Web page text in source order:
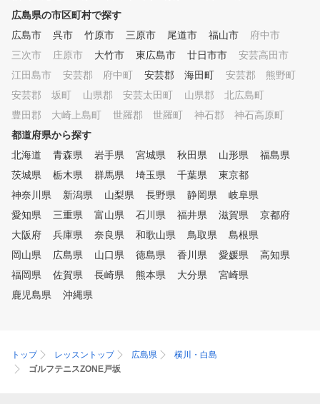
りラウンド中や自主練習などの
スイング動画を保存して24時間
閲覧可能です。
広島県の市区町村で探す
広島市
呉市 竹原市 三原市 尾道市 福山市
府中市
三次市
庄原市 大竹市 東広島市 廿日市市
安芸高田市
江田島市
安芸郡 府中町 安芸郡 海田町
安芸郡 熊野町
安芸郡 坂町
山県郡 安芸太田町
山県郡 北広島町
豊田郡 大崎上島町
世羅郡 世羅町
神石郡 神石高原町
都道府県から探す
北海道
青森県 岩手県 宮城県 秋田県 山形県
福島県
茨城県
栃木県 群馬県 埼玉県 千葉県
東京都
神奈川県
新潟県 山梨県 長野県 静岡県
岐阜県
愛知県
三重県 富山県 石川県 福井県 滋賀県
京都府
大阪府
兵庫県 奈良県 和歌山県 鳥取県
島根県
岡山県
広島県 山口県 徳島県 香川県 愛媛県
高知県
福岡県
佐賀県 長崎県 熊本県 大分県
宮崎県
鹿児島県
沖縄県
トップ レッスントップ 広島県
横川・白島
ゴルフテニスZONE戸坂